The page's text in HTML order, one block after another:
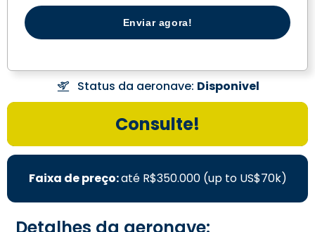
Enviar agora!
Status da aeronave: Disponivel
Consulte!
Faixa de preço:até R$350.000 (up to US$70k)
Detalhes da aeronave: